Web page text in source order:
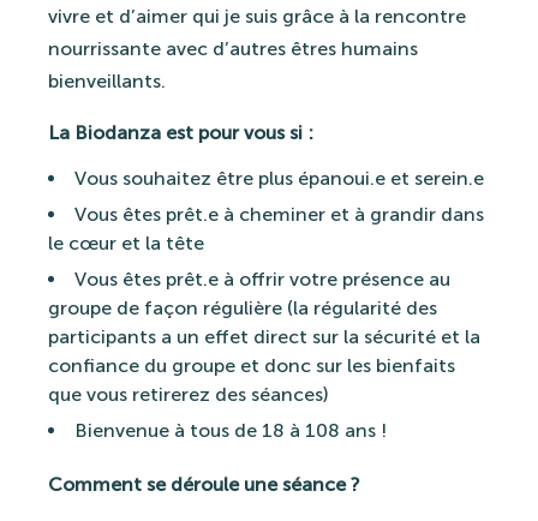
vivre et d’aimer qui je suis grâce à la rencontre
nourrissante avec d’autres êtres humains
bienveillants.
La Biodanza est pour vous si :
Vous souhaitez être plus épanoui.e et serein.e
Vous êtes prêt.e à cheminer et à grandir dans
le cœur et la tête
Vous êtes prêt.e à offrir votre présence au
groupe de façon régulière (la régularité des
participants a un effet direct sur la sécurité et la
confiance du groupe et donc sur les bienfaits
que vous retirerez des séances)
Bienvenue à tous de 18 à 108 ans !
Comment se déroule une séance ?